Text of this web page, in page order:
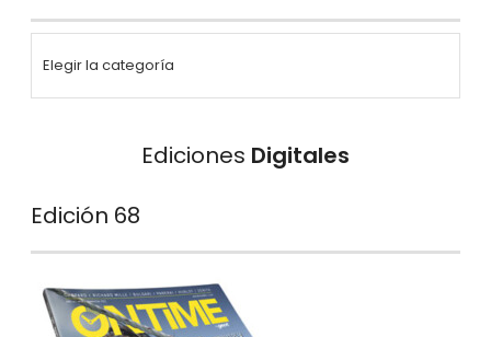
Ediciones Digitales
Edición 68